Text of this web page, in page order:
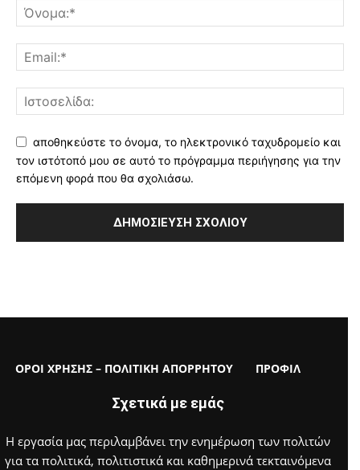
αποθηκεύστε το όνομα, το ηλεκτρονικό ταχυδρομείο και
τον ιστότοπό μου σε αυτό το πρόγραμμα περιήγησης για την
επόμενη φορά που θα σχολιάσω.
ΟΡΟΙ ΧΡΗΣΗΣ – ΠΟΛΙΤΙΚΗ ΑΠΟΡΡΗΤΟΥ ΠΡΟΦΙΛ
Σχετικά με εμάς
Η εργασία μας περιλαμβάνει την ενημέρωση των πολιτών
για τα πολιτικά, πολιτιστικά και καθημερινά τεκταινόμενα